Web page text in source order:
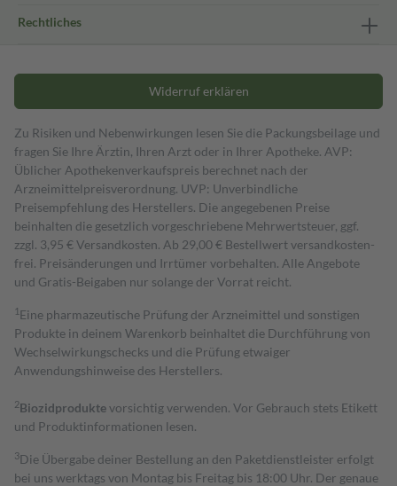
Rechtliches
Widerruf erklären
Zu Risiken und Nebenwirkungen lesen Sie die Packungsbeilage und
fragen Sie Ihre Ärztin, Ihren Arzt oder in Ihrer Apotheke. AVP:
Üblicher Apothekenverkaufspreis berechnet nach der
Arzneimittelpreisverordnung. UVP: Unverbindliche
Preisempfehlung des Herstellers. Die angegebenen Preise
beinhalten die gesetzlich vorgeschriebene Mehrwertsteuer, ggf.
zzgl. 3,95 € Versandkosten. Ab 29,00 € Bestell­wert versand­kosten­
frei. Preisänderungen und Irrtümer vorbehalten. Alle Angebote
und Gratis-Beigaben nur solange der Vorrat reicht.
1 Eine pharmazeutische Prüfung der Arzneimittel und sonstigen
Produkte in deinem Warenkorb beinhaltet die Durchführung von
Wechselwirkungschecks und die Prüfung etwaiger
Anwendungshinweise des Herstellers.
2Biozidproduktevorsichtig verwenden. Vor Gebrauch stets Etikett
und Produktinformationen lesen.
3Die Übergabe deiner Bestellung an den Paketdienstleister erfolgt
bei uns werktags von Montag bis Freitag bis 18:00 Uhr. Der genaue